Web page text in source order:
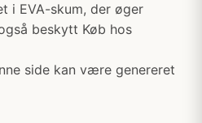
i EVA-skum, der øger
beskytt Køb hos
side kan være genereret